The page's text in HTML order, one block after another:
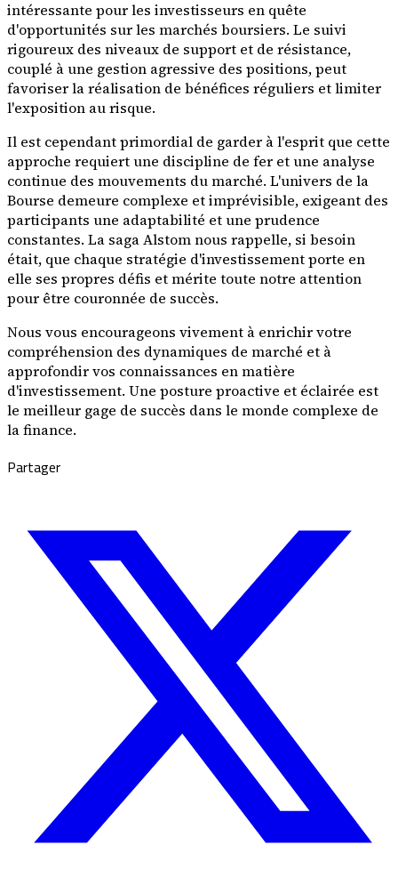
intéressante pour les investisseurs en quête
d'opportunités sur les marchés boursiers. Le suivi
rigoureux des niveaux de support et de résistance,
couplé à une gestion agressive des positions, peut
favoriser la réalisation de bénéfices réguliers et limiter
l'exposition au risque.
Il est cependant primordial de garder à l'esprit que cette
approche requiert une discipline de fer et une analyse
continue des mouvements du marché. L'univers de la
Bourse demeure complexe et imprévisible, exigeant des
participants une adaptabilité et une prudence
constantes. La saga Alstom nous rappelle, si besoin
était, que chaque stratégie d'investissement porte en
elle ses propres défis et mérite toute notre attention
pour être couronnée de succès.
Nous vous encourageons vivement à enrichir votre
compréhension des dynamiques de marché et à
approfondir vos connaissances en matière
d'investissement. Une posture proactive et éclairée est
le meilleur gage de succès dans le monde complexe de
la finance.
Partager